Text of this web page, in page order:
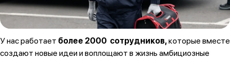
У нас работает более 2000 сотрудников,которые вместе
создают новые идеи и воплощают в жизнь амбициозные